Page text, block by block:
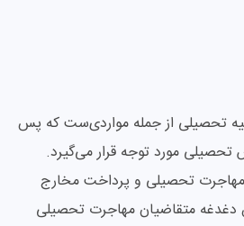
تحصیلی از جمله مواردی‌ست که پس
تحصیلی مورد توجه قرار می‌گیرد.
تحصیلی و پرداخت مخارج
دغدغه متقاضیان مهاجرت تحصیلی